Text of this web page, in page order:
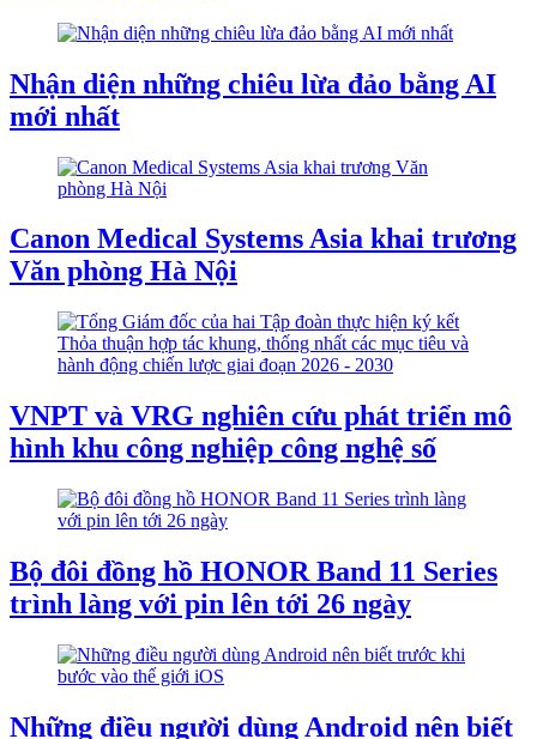
Nhận diện những chiêu lừa đảo bằng AI
mới nhất
Canon Medical Systems Asia khai trương
Văn phòng Hà Nội
VNPT và VRG nghiên cứu phát triển mô
hình khu công nghiệp công nghệ số
Bộ đôi đồng hồ HONOR Band 11 Series
trình làng với pin lên tới 26 ngày
Những điều người dùng Android nên biết